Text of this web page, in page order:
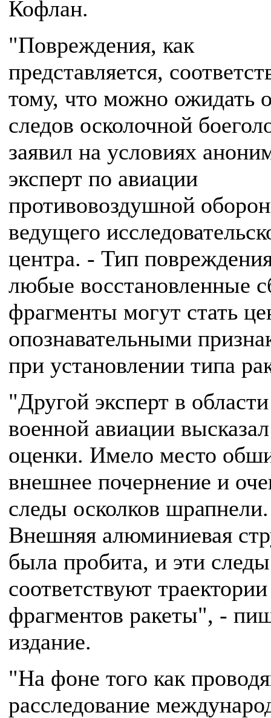
Кофлан.
"Повреждения, как
представляется,
тому, что можно ожидать
следов осколочной
заявил на условиях
эксперт по авиации
противовоздушной
ведущего
центра. - Тип
любые восстановленные
фрагменты могут стать
опознавательными
при установлении типа
"Другой эксперт в области
военной авиации
оценки. Имело место
внешнее почернение и
следы осколков шрапнели.
Внешняя алюминиевая
была пробита, и эти следы
соответствуют
фрагментов ракеты", -
издание.
"На фоне того как
расследование